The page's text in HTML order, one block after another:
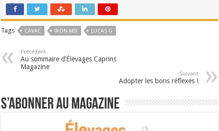
Tags CAVAC IRON MIX LUCAS G
Précédent
Au sommaire d’Élevages Caprins
Magazine
Suivant
Adopter les bons réflexes !
S’abonner au magazine